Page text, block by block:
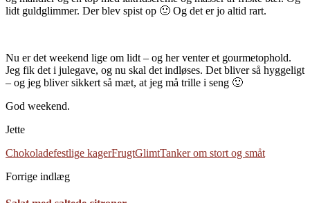
lidt guldglimmer. Der blev spist op 🙂 Og det er jo altid rart.
Nu er det weekend lige om lidt – og her venter et gourmetophold.
Jeg fik det i julegave, og nu skal det indløses. Det bliver så hyggeligt
– og jeg bliver sikkert så mæt, at jeg må trille i seng 🙂
God weekend.
Jette
Chokoladefestlige kagerFrugtGlimtTanker om stort og småt
Forrige indlæg